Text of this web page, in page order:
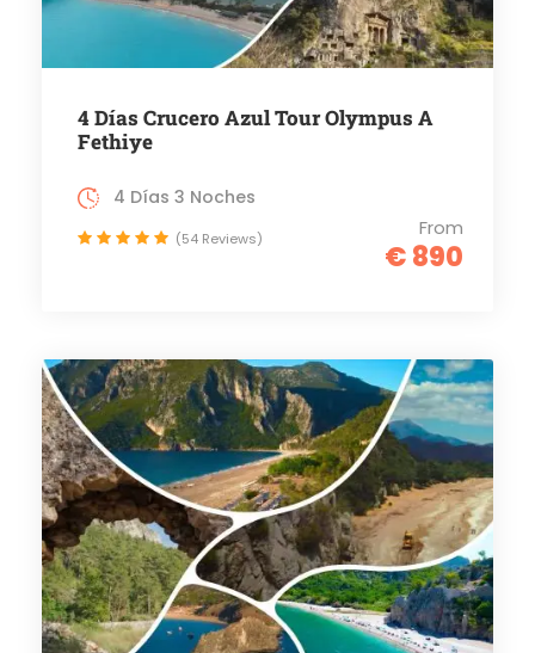
4 Días Crucero Azul Tour Olympus A
Fethiye
From
€ 890
4 Días 3 Noches
(54 Reviews)